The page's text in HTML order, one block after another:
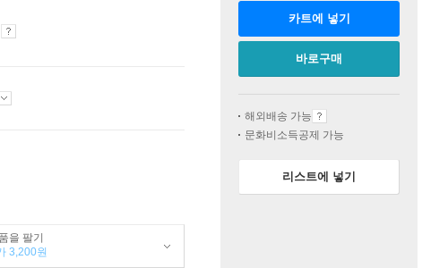
을 팔기
3,200원
카트에 넣기
바로구매
해외배송 가능
문화비소득공제 가능
리스트에 넣기